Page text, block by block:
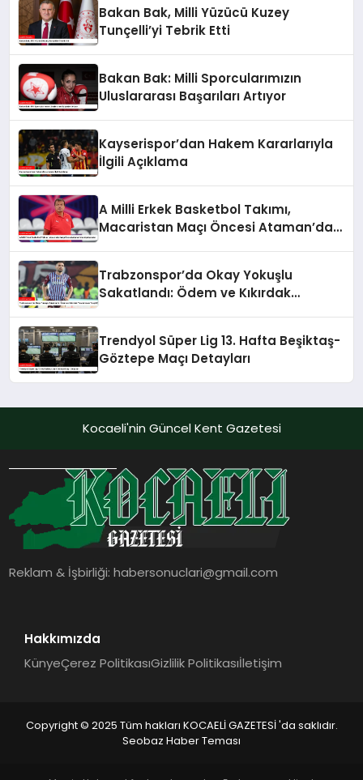
Bakan Bak, Milli Yüzücü Kuzey
Tunçelli’yi Tebrik Etti
Bakan Bak: Milli Sporcularımızın
Uluslararası Başarıları Artıyor
Kayserispor’dan Hakem Kararlarıyla
İlgili Açıklama
A Milli Erkek Basketbol Takımı,
Macaristan Maçı Öncesi Ataman’dan
Trabzonspor’da Okay Yokuşlu
Sakatlandı: Ödem ve Kıkırdak
Trendyol Süper Lig 13. Hafta Beşiktaş-
Göztepe Maçı Detayları
Kocaeli'nin Güncel Kent Gazetesi
Reklam & İşbirliği:habersonuclari@gmail.com
Hakkımızda
KünyeÇerez PolitikasıGizlilik Politikasıİletişim
Copyright © 2025 Tüm hakları KOCAELİ GAZETESİ 'da saklıdır.
Seobaz Haber Teması